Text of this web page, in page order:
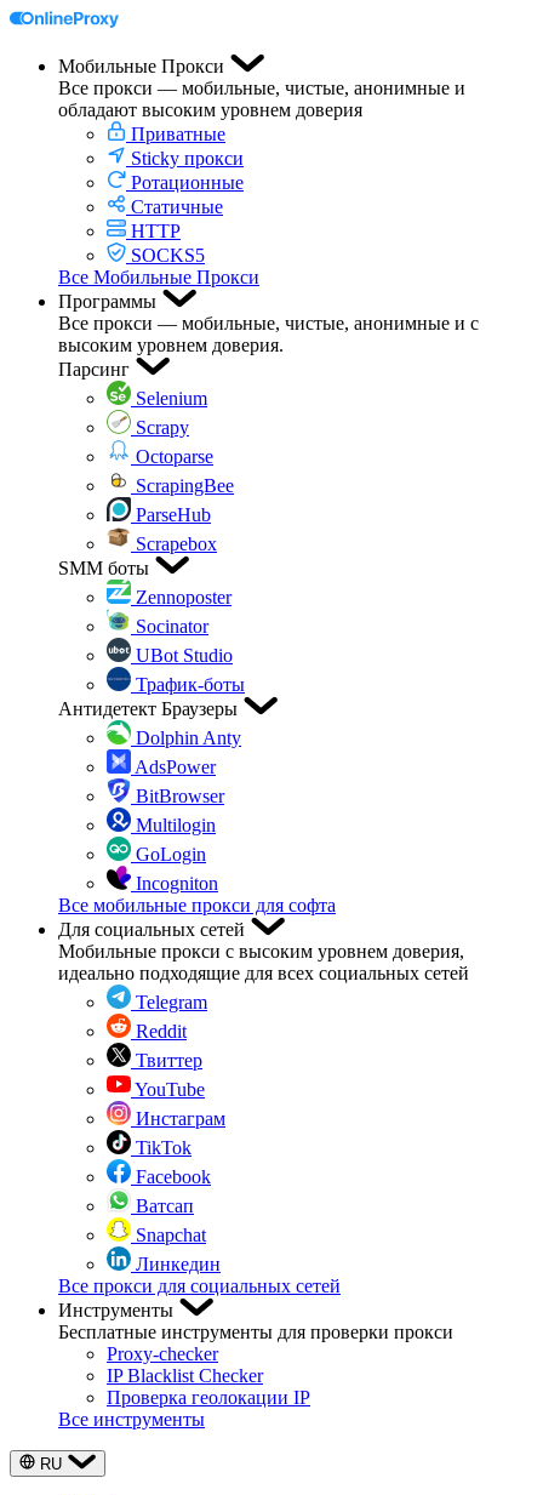
Мобильные Прокси
Все прокси — мобильные, чистые, анонимные и
обладают высоким уровнем доверия
Приватные
Sticky прокси
Ротационные
Статичные
HTTP
SOCKS5
Все Мобильные Прокси
Программы
Все прокси — мобильные, чистые, анонимные и с
высоким уровнем доверия.
Парсинг
Selenium
Scrapy
Octoparse
ScrapingBee
ParseHub
Scrapebox
SMM боты
Zennoposter
Socinator
UBot Studio
Трафик-боты
Антидетект Браузеры
Dolphin Anty
AdsPower
BitBrowser
Multilogin
GoLogin
Incogniton
Все мобильные прокси для софта
Для социальных сетей
Мобильные прокси с высоким уровнем доверия,
идеально подходящие для всех социальных сетей
Telegram
Reddit
Твиттер
YouTube
Инстаграм
TikTok
Facebook
Ватсап
Snapchat
Линкедин
Все прокси для социальных сетей
Инструменты
Бесплатные инструменты для проверки прокси
Proxy-checker
IP Blacklist Checker
Проверка геолокации IP
Все инструменты
RU